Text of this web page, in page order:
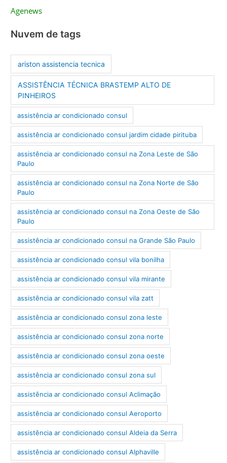
Agenews
Nuvem de tags
ariston assistencia tecnica
ASSISTÊNCIA TÉCNICA BRASTEMP ALTO DE
PINHEIROS
assistência ar condicionado consul
assistência ar condicionado consul jardim cidade pirituba
assistência ar condicionado consul na Zona Leste de São
Paulo
assistência ar condicionado consul na Zona Norte de São
Paulo
assistência ar condicionado consul na Zona Oeste de São
Paulo
assistência ar condicionado consul na Grande São Paulo
assistência ar condicionado consul vila bonilha
assistência ar condicionado consul vila mirante
assistência ar condicionado consul vila zatt
assistência ar condicionado consul zona leste
assistência ar condicionado consul zona norte
assistência ar condicionado consul zona oeste
assistência ar condicionado consul zona sul
assistência ar condicionado consul Aclimação
assistência ar condicionado consul Aeroporto
assistência ar condicionado consul Aldeia da Serra
assistência ar condicionado consul Alphaville